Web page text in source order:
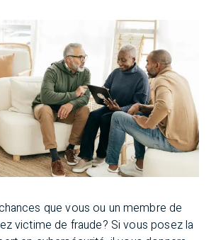
que vous ou un membre de
victime de fraude? Si vous posez la